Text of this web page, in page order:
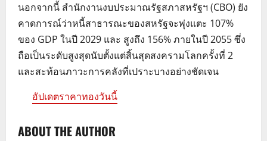
นอกจากนี้ สำนักงานงบประมาณรัฐสภาสหรัฐฯ (CBO) ยัง
คาดการณ์ว่าหนี้สาธารณะของสหรัฐจะพุ่งแตะ 107%
ของ GDP ในปี 2029 และ สูงถึง 156% ภายในปี 2055 ซึ่ง
ถือเป็นระดับสูงสุดนับตั้งแต่สิ้นสุดสงครามโลกครั้งที่ 2
และสะท้อนภาวะการคลังที่เปราะบางอย่างชัดเจน
อัปเดตราคาทองวันนี้
ABOUT THE AUTHOR